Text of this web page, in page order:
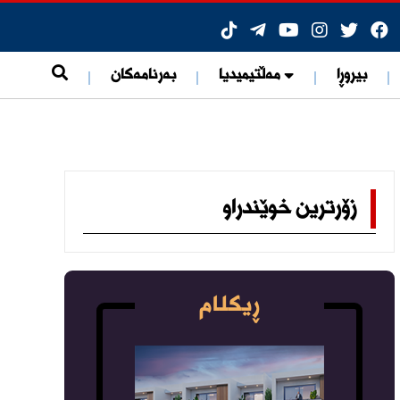
هۆشبەرەوە
بیروڕا مەڵتیمیدیا بەرنامەکان
زۆرترین خوێندراو
ڕیکلام